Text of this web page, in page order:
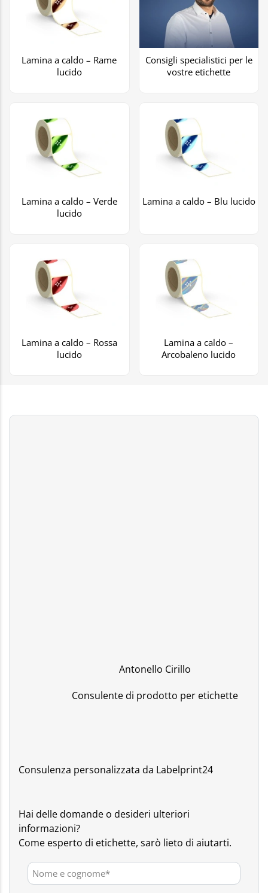
Lamina a caldo – Rame
lucido
Consigli specialistici per le
vostre etichette
Lamina a caldo – Verde
lucido
Lamina a caldo – Blu lucido
Lamina a caldo – Rossa
lucido
Lamina a caldo –
Arcobaleno lucido
Antonello Cirillo
Consulente di prodotto per etichette
Consulenza personalizzata da Labelprint24
Hai delle domande o desideri ulteriori
informazioni?
Come esperto di etichette, sarò lieto di aiutarti.